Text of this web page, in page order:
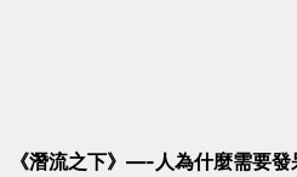
《潛流之下》—-人為什麼需要發